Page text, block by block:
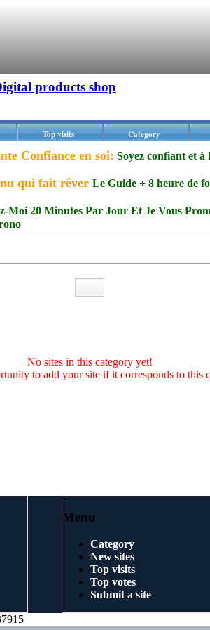
products shop
Top visits Category
Confiance en soi: Soyez confiant et à
qui fait rêver Le Guide + 8 heure de
Moi 20 Minutes Par Jour Et Je Vous
No sites in this category yet!
to add your site if it corresponds to this
Menu
Category
New sites
Top visits
Top votes
Submit a site